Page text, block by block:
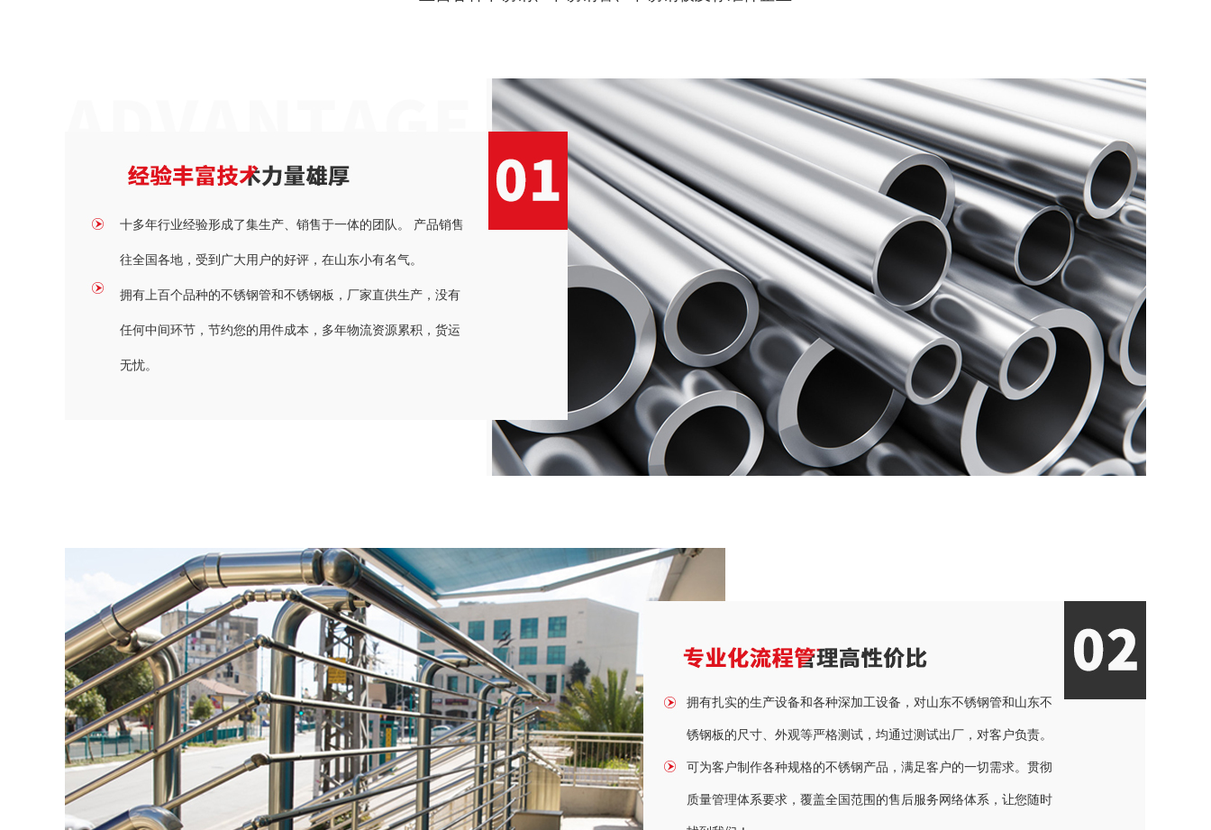
十多年行业经验形成了集生产、销售于一体的团队。 产品销售
往全国各地，受到广大用户的好评，在山东小有名气。
拥有上百个品种的不锈钢管和不锈钢板，厂家直供生产，没有
任何中间环节，节约您的用件成本，多年物流资源累积，货运
无忧。
拥有扎实的生产设备和各种深加工设备，对山东不锈钢管和山东不
锈钢板的尺寸、外观等严格测试，均通过测试出厂，对客户负责。
可为客户制作各种规格的不锈钢产品，满足客户的一切需求。贯彻
质量管理体系要求，覆盖全国范围的售后服务网络体系，让您随时